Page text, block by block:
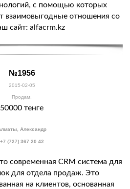
с помощью которых
взаимовыгодные отношения со
сайт: alfacrm.kz
№1956
2015-02-05
Продам.
50000 тенге
Александр
+7 (727) 367 20 42
современная CRM система для
для отдела продаж. Это
на клиентов, основанная